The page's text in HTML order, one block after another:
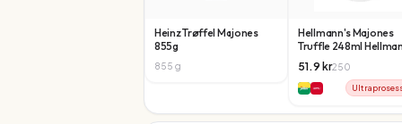
Heinz Trøffel Majones
855g
855 g
Hellmann's Majones
Truffle 248ml
51.9 kr250